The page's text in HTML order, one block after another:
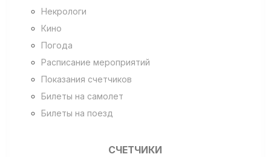
Некрологи
Кино
Погода
Расписание мероприятий
Показания счетчиков
Билеты на самолет
Билеты на поезд
СЧЕТЧИКИ